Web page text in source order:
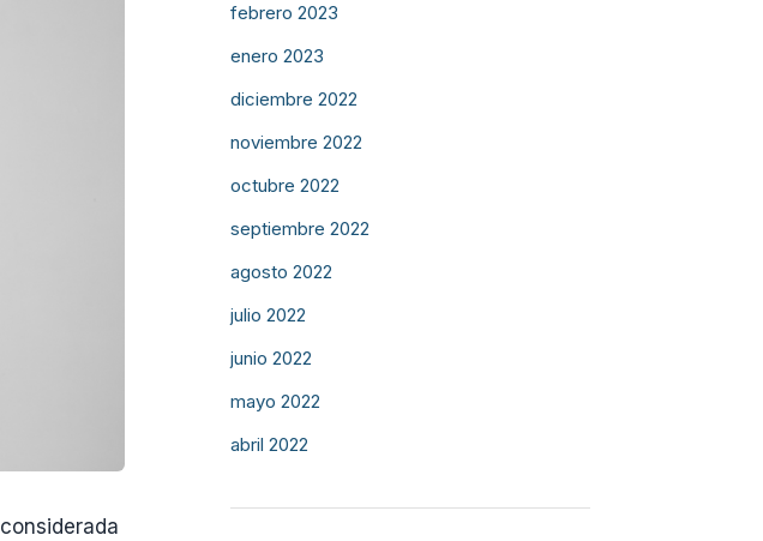
considerada
febrero 2023
enero 2023
diciembre 2022
noviembre 2022
octubre 2022
septiembre 2022
agosto 2022
julio 2022
junio 2022
mayo 2022
abril 2022